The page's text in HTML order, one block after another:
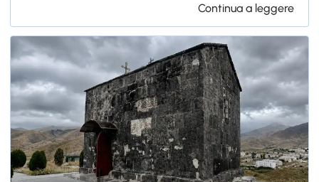
Continua a leggere